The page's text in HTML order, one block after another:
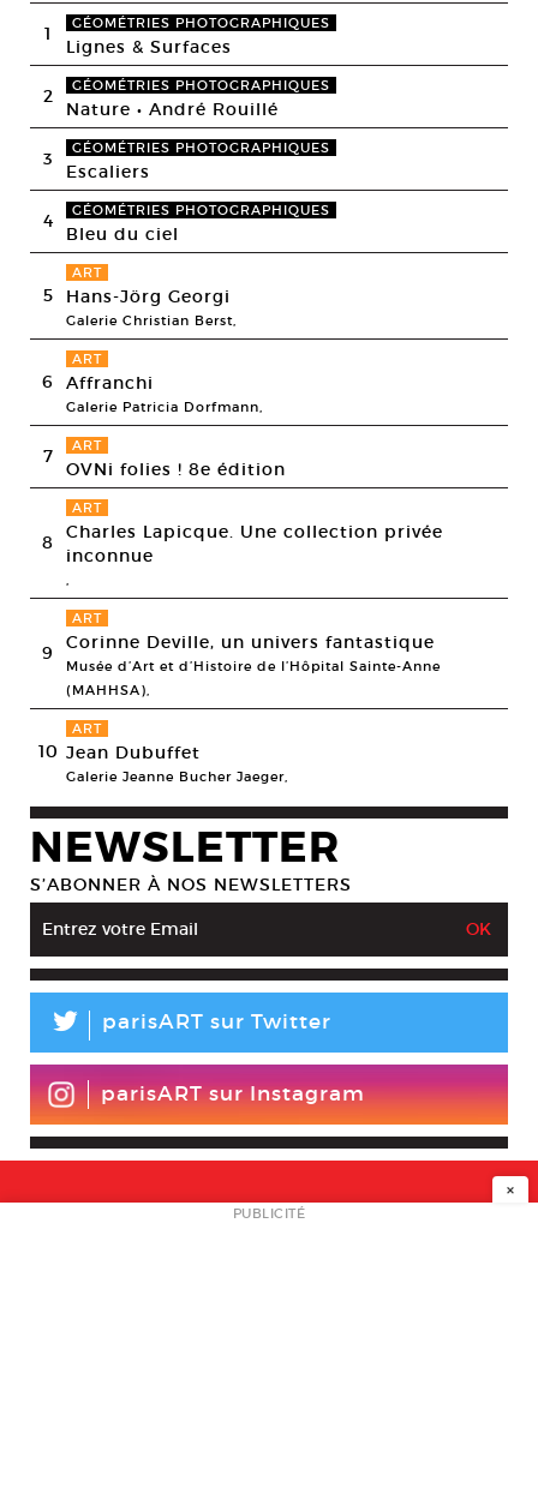
1 GÉOMÉTRIES PHOTOGRAPHIQUES
Lignes & Surfaces
2 GÉOMÉTRIES PHOTOGRAPHIQUES
Nature • André Rouillé
3 GÉOMÉTRIES PHOTOGRAPHIQUES
Escaliers
4 GÉOMÉTRIES PHOTOGRAPHIQUES
Bleu du ciel
5
ART
Hans-Jörg Georgi
Galerie Christian Berst,
6
ART
Affranchi
Galerie Patricia Dorfmann,
7 ART
OVNi folies ! 8e édition
8
ART
Charles Lapicque. Une collection privée
inconnue
,
9
ART
Corinne Deville, un univers fantastique
Musée d’Art et d’Histoire de l’Hôpital Sainte-Anne
(MAHHSA),
10
ART
Jean Dubuffet
Galerie Jeanne Bucher Jaeger,
NEWSLETTER
S’ABONNER À NOS NEWSLETTERS
L parisART sur Twitter
parisART sur Instagram
NEWSLETTER
×
PUBLICITÉ